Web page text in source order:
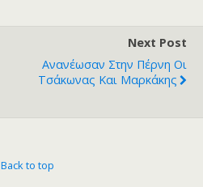
Next Post
Ανανέωσαν Στην Πέρνη Οι
Τσάκωνας Και Μαρκάκης
Back to top